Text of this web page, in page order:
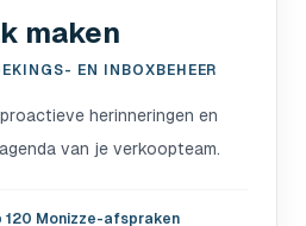
maken
EN INBOXBEHEER
herinneringen en
van je verkoopteam.
120 Monizze-afspraken